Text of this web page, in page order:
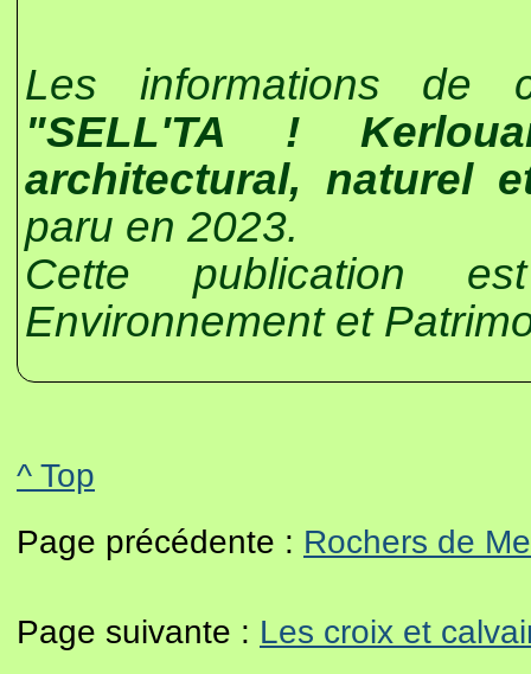
Les informations de
"SELL'TA !
architectural, naturel
paru en 2023.
Cette publication
Environnement et
^ Top
Page précédente : Rochers de
Page suivante : Les croix et